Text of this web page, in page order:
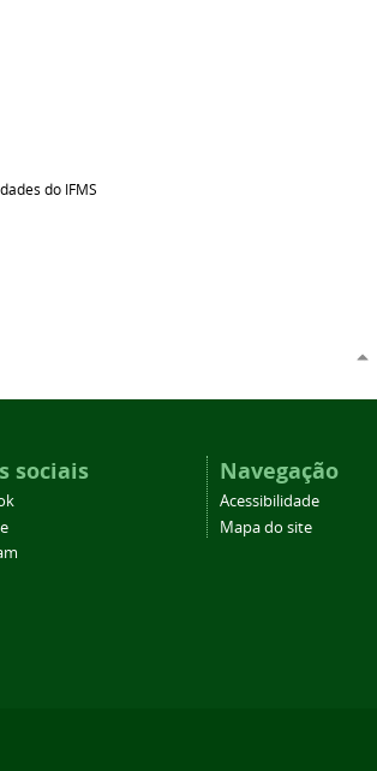
do IFMS
sociais Navegação
Acessibilidade
Mapa do site